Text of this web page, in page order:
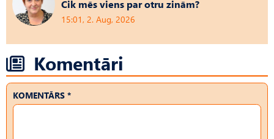
Cik mēs viens par otru zinām?
15:01, 2. Aug, 2026
Komentāri
KOMENTĀRS *